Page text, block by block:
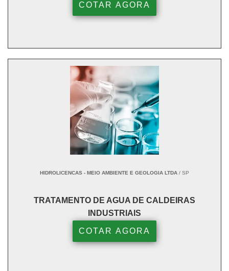
COTAR AGORA
HIDROLICENCAS - MEIO AMBIENTE E GEOLOGIA LTDA / SP
TRATAMENTO DE AGUA DE CALDEIRAS
INDUSTRIAIS
COTAR AGORA